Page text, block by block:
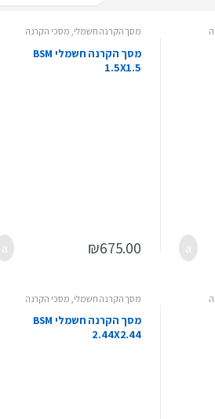
מסך הקרנה חשמלי, מסכי הקרנה
מסך הקרנה חשמלי BSM
1.5X1.5
₪675.00
מסך הקרנה חשמלי מסכי הקרנה
מסך הקרנה חשמלי BSM
2.44X2.44